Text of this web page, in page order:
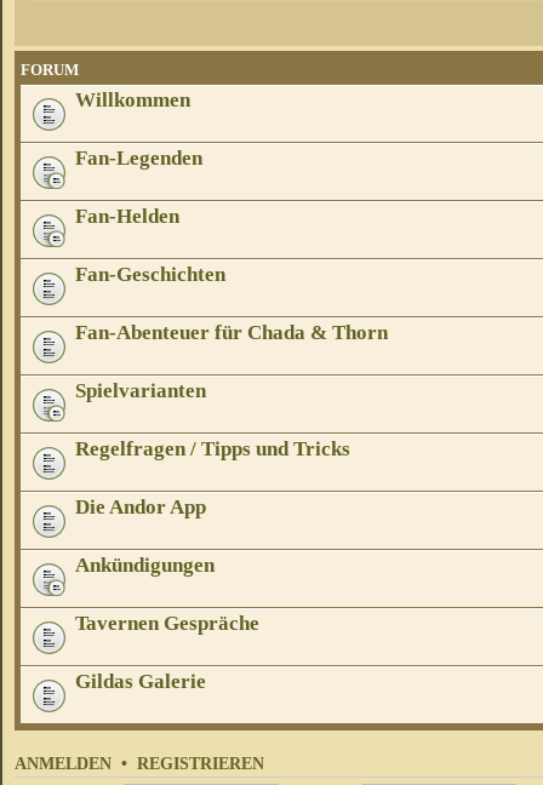
FORUM
Willkommen
Fan-Legenden
Fan-Helden
Fan-Geschichten
Fan-Abenteuer für Chada & Thorn
Spielvarianten
Regelfragen / Tipps und Tricks
Die Andor App
Ankündigungen
Tavernen Gespräche
Gildas Galerie
ANMELDEN • REGISTRIEREN